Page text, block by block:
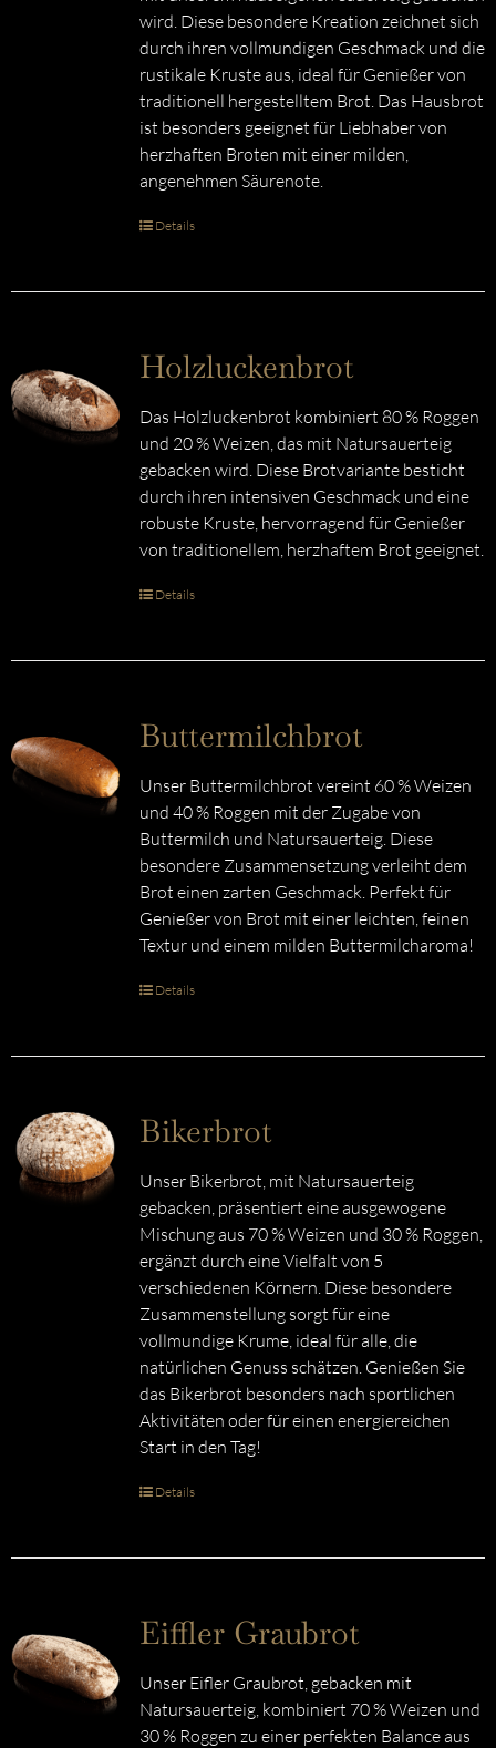
wird. Diese besondere Kreation zeichnet sich
durch ihren vollmundigen Geschmack und die
rustikale Kruste aus, ideal für Genießer von
traditionell hergestelltem Brot. Das Hausbrot
ist besonders geeignet für Liebhaber von
herzhaften Broten mit einer milden,
angenehmen Säurenote.
Details
Holzluckenbrot
Das Holzluckenbrot kombiniert 80 % Roggen
und 20 % Weizen, das mit Natursauerteig
gebacken wird. Diese Brotvariante besticht
durch ihren intensiven Geschmack und eine
robuste Kruste, hervorragend für Genießer
von traditionellem, herzhaftem Brot geeignet.
Details
Buttermilchbrot
Unser Buttermilchbrot vereint 60 % Weizen
und 40 % Roggen mit der Zugabe von
Buttermilch und Natursauerteig. Diese
besondere Zusammensetzung verleiht dem
Brot einen zarten Geschmack. Perfekt für
Genießer von Brot mit einer leichten, feinen
Textur und einem milden Buttermilcharoma!
Details
Bikerbrot
Unser Bikerbrot, mit Natursauerteig
gebacken, präsentiert eine ausgewogene
Mischung aus 70 % Weizen und 30 % Roggen,
ergänzt durch eine Vielfalt von 5
verschiedenen Körnern. Diese besondere
Zusammenstellung sorgt für eine
vollmundige Krume, ideal für alle, die
natürlichen Genuss schätzen. Genießen Sie
das Bikerbrot besonders nach sportlichen
Aktivitäten oder für einen energiereichen
Start in den Tag!
Details
Eiffler Graubrot
Unser Eifler Graubrot, gebacken mit
Natursauerteig, kombiniert 70 % Weizen und
30 % Roggen zu einer perfekten Balance aus